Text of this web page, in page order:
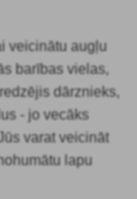
veicinātu augļu
barības vielas,
dārznieks,
- jo vecāks
varat veicināt
lapu